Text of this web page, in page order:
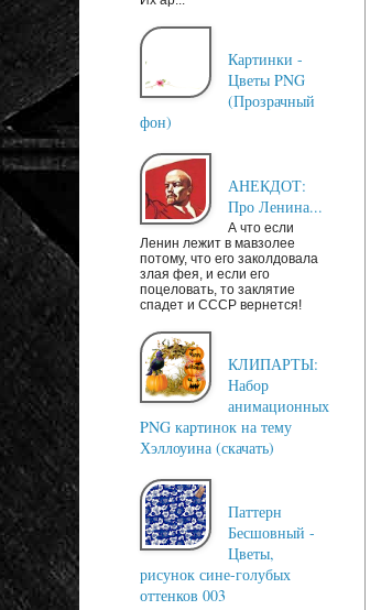
Картинки -
Цветы PNG
(Прозрачный
фон)
АНЕКДОТ:
Про Ленина...
А что если
Ленин лежит в мавзолее
потому, что его заколдовала
злая фея, и если его
поцеловать, то заклятие
спадет и СССР вернется!
КЛИПАРТЫ:
Набор
анимационных
PNG картинок на тему
Хэллоуина (скачать)
Паттерн
Бесшовный -
Цветы,
рисунок сине-голубых
оттенков 003